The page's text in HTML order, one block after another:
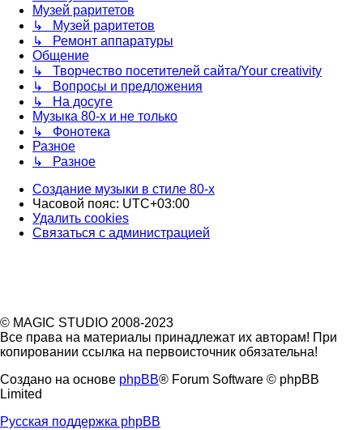
Музей раритетов
↳ Музей раритетов
↳ Ремонт аппаратуры
Общение
↳ Творчество посетителей сайта/Your creativity
↳ Вопросы и предложения
↳ На досуге
Музыка 80-х и не только
↳ Фонотека
Разное
↳ Разное
Создание музыки в стиле 80-х
Часовой пояс: UTC+03:00
Удалить cookies
Связаться
Связаться с администрацией
© MAGIC STUDIO 2008-2023
Все права на материалы принадлежат их авторам! При
копировании ссылка на первоисточник обязательна!
Создано на основе phpBB® Forum Software © phpBB
Limited
Русская поддержка phpBB